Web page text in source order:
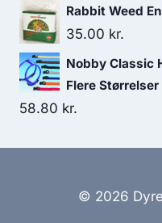
47.50 kr..
Rabbit Weed
35.00 kr.
Nobby Classic
Flere
58.80 kr.
© 2026